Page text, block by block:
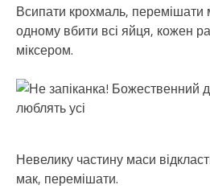
Всипати крохмаль, перемішати
одному вбити всі яйця, кожен
міксером.
Невелику частину маси
мак, перемішати.